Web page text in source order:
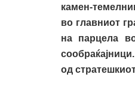
камен-
во главниот
на парцела
од